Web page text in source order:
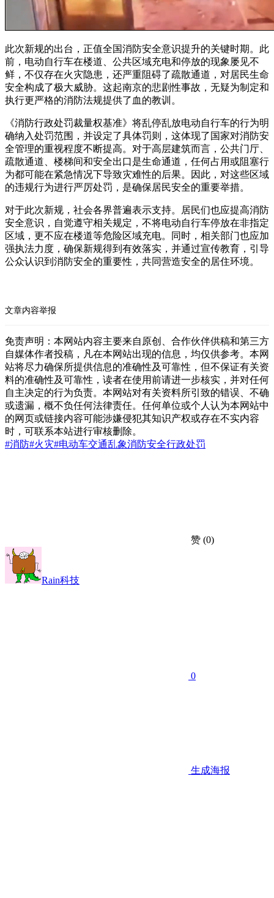
此次新规的出台，正值全国消防安全意识提升的关键时期。此
前，电动自行车在楼道、公共区域充电和停放的现象屡见不
鲜，不仅存在火灾隐患，还严重阻碍了疏散通道，对居民生命
安全构成了极大威胁。这起南京的悲剧性事故，无疑为制定和
执行更严格的消防法规提供了血的教训。
《消防行政处罚裁量权基准》将乱停乱放电动自行车的行为明
确纳入处罚范围，并设定了具体罚则，这体现了国家对消防安
全管理的重视程度不断提高。对于高层建筑而言，公共门厅、
疏散通道、楼梯间和安全出口是生命通道，任何占用或阻塞行
为都可能在紧急情况下导致灾难性的后果。因此，对这些区域
的违规行为进行严厉处罚，是确保居民安全的重要举措。
对于此次新规，社会各界普遍表示支持。居民们也应提高消防
安全意识，自觉遵守相关规定，不将电动自行车停放在非指定
区域，更不应在楼道等危险区域充电。同时，相关部门也应加
强执法力度，确保新规得到有效落实，并通过宣传教育，引导
公众认识到消防安全的重要性，共同营造安全的居住环境。
文章内容举报
免责声明：本网站内容主要来自原创、合作伙伴供稿和第三方
自媒体作者投稿，凡在本网站出现的信息，均仅供参考。本网
站将尽力确保所提供信息的准确性及可靠性，但不保证有关资
料的准确性及可靠性，读者在使用前请进一步核实，并对任何
自主决定的行为负责。本网站对有关资料所引致的错误、不确
或遗漏，概不负任何法律责任。任何单位或个人认为本网站中
的网页或链接内容可能涉嫌侵犯其知识产权或存在不实内容
时，可联系本站进行审核删除。
#消防#火灾#电动车交通乱象消防安全行政处罚
赞 (0)
Rain科技
0
生成海报